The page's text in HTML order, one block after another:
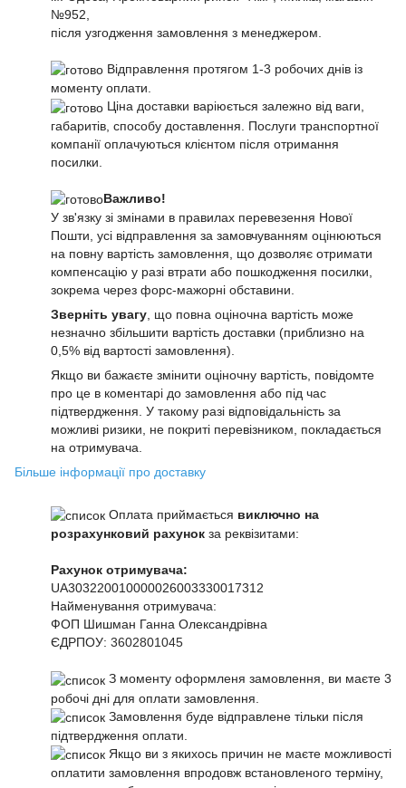
№952,
після узгодження замовлення з менеджером.
Відправлення протягом 1-3 робочих днів із
моменту оплати.
Ціна доставки варіюється залежно від ваги,
габаритів, способу доставлення. Послуги транспортної
компанії оплачуються клієнтом після отримання
посилки.
Важливо!
У зв'язку зі змінами в правилах перевезення Нової
Пошти, усі відправлення за замовчуванням оцінюються
на повну вартість замовлення, що дозволяє отримати
компенсацію у разі втрати або пошкодження посилки,
зокрема через форс-мажорні обставини.
Зверніть увагу , що повна оціночна вартість може
незначно збільшити вартість доставки (приблизно на
0,5% від вартості замовлення).
Якщо ви бажаєте змінити оціночну вартість, повідомте
про це в коментарі до замовлення або під час
підтвердження. У такому разі відповідальність за
можливі ризики, не покриті перевізником, покладається
на отримувача.
Більше інформації про доставку
Оплата приймається виключно на
розрахунковий рахунок за реквізитами:
Рахунок отримувача:
UA303220010000026003330017312
Найменування отримувача:
ФОП Шишман Ганна Олександрівна
ЄДРПОУ: 3602801045
З моменту оформленя замовлення, ви маєте 3
робочі дні для оплати замовлення.
Замовлення буде відправлене тільки після
підтвердження оплати.
Якщо ви з якихось причин не маєте можливості
оплатити замовлення впродовж встановленого терміну,